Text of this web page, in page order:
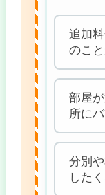
追加
のこ
部屋
所に
分別
した